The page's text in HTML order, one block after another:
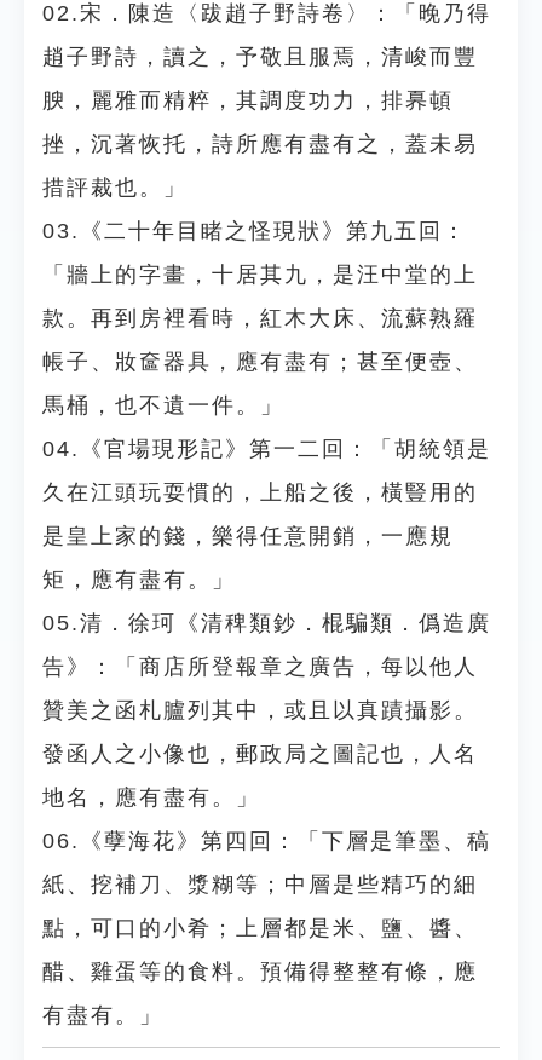
02.宋．陳造〈跋趙子野詩卷〉：「晚乃得
趙子野詩，讀之，予敬且服焉，清峻而豐
腴，麗雅而精粹，其調度功力，排奡頓
挫，沉著恢托，詩所應有盡有之，蓋未易
措評裁也。」
03.《二十年目睹之怪現狀》第九五回：
「牆上的字畫，十居其九，是汪中堂的上
款。再到房裡看時，紅木大床、流蘇熟羅
帳子、妝奩器具，應有盡有；甚至便壺、
馬桶，也不遺一件。」
04.《官場現形記》第一二回：「胡統領是
久在江頭玩耍慣的，上船之後，橫豎用的
是皇上家的錢，樂得任意開銷，一應規
矩，應有盡有。」
05.清．徐珂《清稗類鈔．棍騙類．僞造廣
告》：「商店所登報章之廣告，每以他人
贊美之函札臚列其中，或且以真蹟攝影。
發函人之小像也，郵政局之圖記也，人名
地名，應有盡有。」
06.《孽海花》第四回：「下層是筆墨、稿
紙、挖補刀、漿糊等；中層是些精巧的細
點，可口的小肴；上層都是米、鹽、醬、
醋、雞蛋等的食料。預備得整整有條，應
有盡有。」